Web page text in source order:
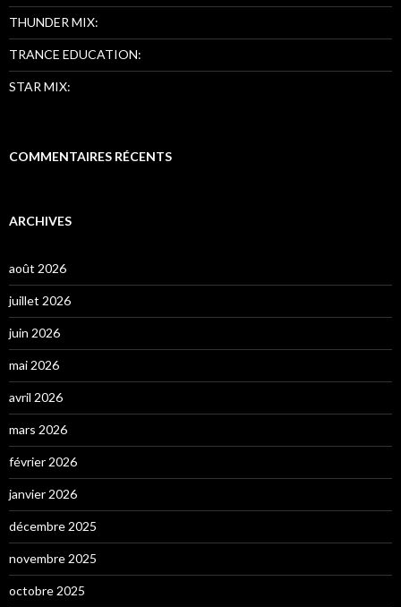
THUNDER MIX:
TRANCE EDUCATION:
STAR MIX:
COMMENTAIRES RÉCENTS
ARCHIVES
août 2026
juillet 2026
juin 2026
mai 2026
avril 2026
mars 2026
février 2026
janvier 2026
décembre 2025
novembre 2025
octobre 2025